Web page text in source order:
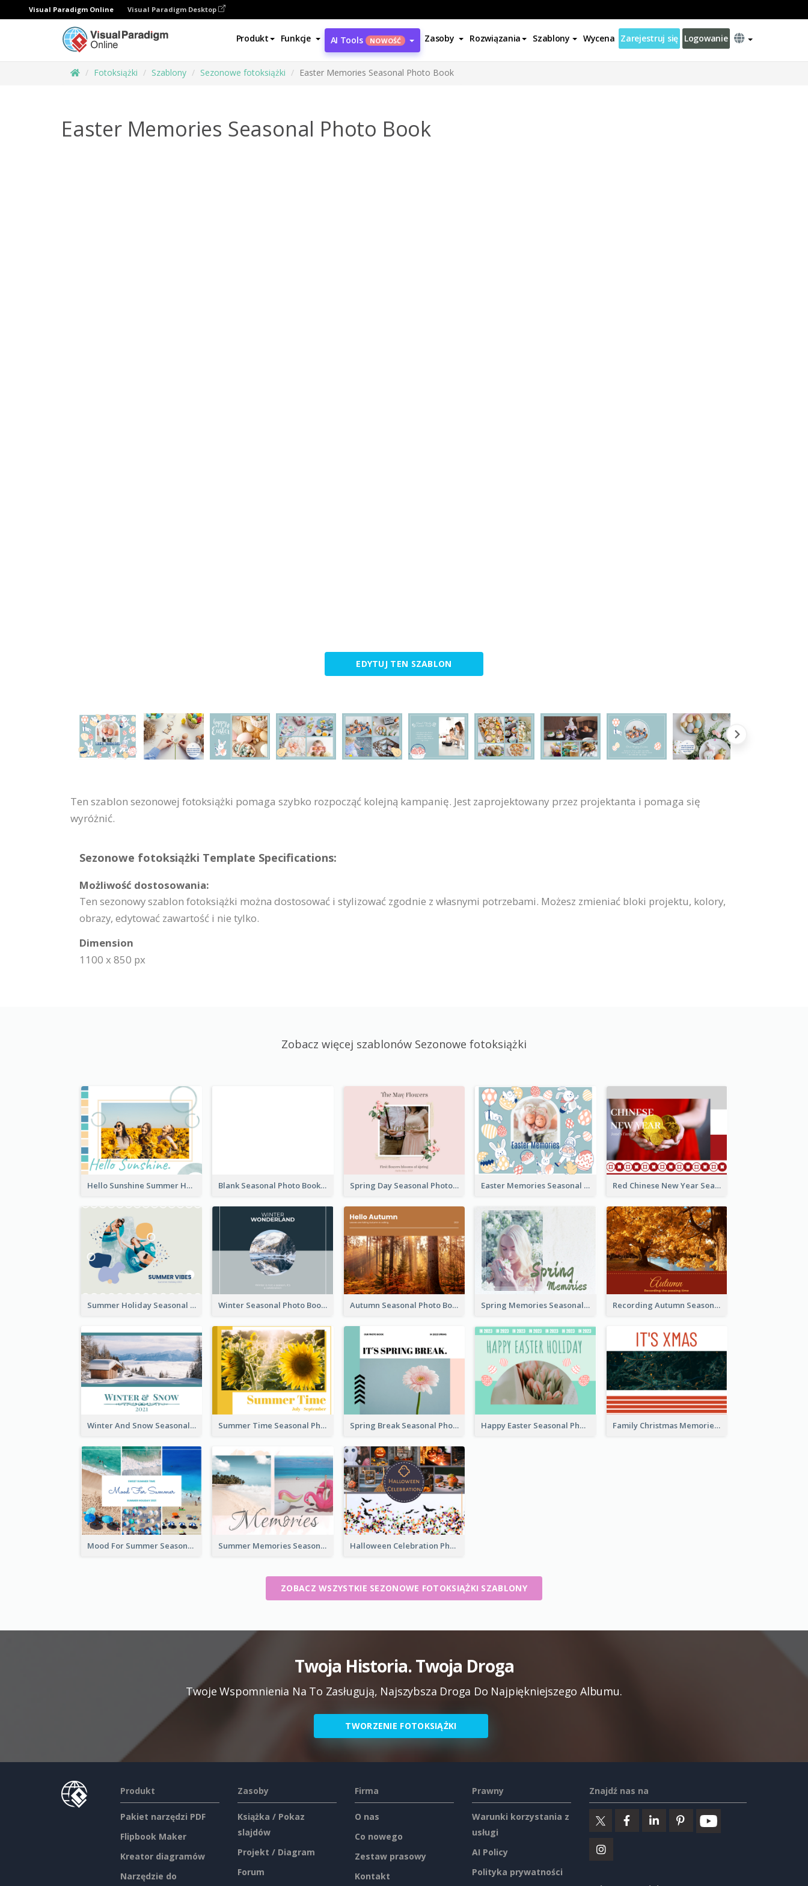
Visual Paradigm Online Visual Paradigm Desktop
Produkt Funkcje AI Tools NOWOŚĆ Zasoby Rozwiązania Szablony Wycena Zarejestruj się Logowanie
Fotoksiążki Szablony Sezonowe fotoksiążki Easter Memories Seasonal Photo Book
Easter Memories Seasonal Photo Book
EDYTUJ TEN SZABLON
Ten szablon sezonowej fotoksiążki pomaga szybko rozpocząć kolejną kampanię. Jest zaprojektowany przez projektanta i pomaga się
wyróżnić.
Sezonowe fotoksiążki Template Specifications:
Możliwość dostosowania:
Ten sezonowy szablon fotoksiążki można dostosować i stylizować zgodnie z własnymi potrzebami. Możesz zmieniać bloki projektu, kolory,
obrazy, edytować zawartość i nie tylko.
Dimension
1100 x 850 px
Zobacz więcej szablonów Sezonowe fotoksiążki
Hello Sunshine Summer Holidays Seasonal Photo Book Blank Seasonal Photo Book Spring Day Seasonal Photo Book Easter Memories Seasonal Photo Book Red Chinese New Year Seasonal Photo Book
Summer Holiday Seasonal Photo Book Winter Seasonal Photo Book Autumn Seasonal Photo Book Spring Memories Seasonal Photo Book Recording Autumn Seasonal Photo Book
Winter And Snow Seasonal Photo Book Summer Time Seasonal Photo Book Spring Break Seasonal Photo Book Happy Easter Seasonal Photo Book Family Christmas Memories Seasonal Photo Book
Mood For Summer Seasonal Photo Book Summer Memories Seasonal Photo Book Halloween Celebration Photo Book
ZOBACZ WSZYSTKIE SEZONOWE FOTOKSIĄŻKI SZABLONY
Twoja Historia. Twoja Droga
Twoje Wspomnienia Na To Zasługują, Najszybsza Droga Do Najpiękniejszego Albumu.
TWORZENIE FOTOKSIĄŻKI
Produkt
Pakiet narzędzi PDF
Flipbook Maker
Kreator diagramów
Narzędzie do
Zasoby
Książka / Pokaz
slajdów
Projekt / Diagram
Forum
Firma
O nas
Co nowego
Zestaw prasowy
Kontakt
Prawny
Warunki korzystania z
usługi
AI Policy
Polityka prywatności
Znajdź nas na